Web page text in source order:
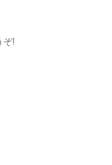
ぞ!